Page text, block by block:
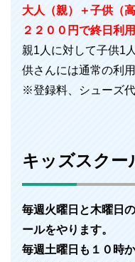
大人（親）＋子供（
２２００円で終日利
親1人に対して子供1
供さんには通常の利
※登録料、シューズ
キッズスクー
毎週火曜日と木曜日
ールをやります。
毎週土曜日も１０時